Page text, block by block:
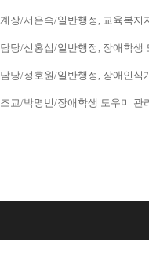
계장/서은숙/일반행정, 교육복지
담당/신홍섭/일반행정, 장애학생
담당/정호원/일반행정, 장애인식
조교/박명빈/장애학생 도우미 관